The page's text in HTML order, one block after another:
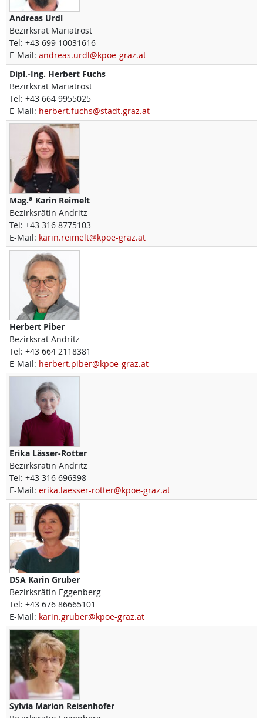
Andreas Urdl
Bezirksrat Mariatrost
Tel: +43 699 10031616
E-Mail: andreas.urdl@kpoe-graz.at
Dipl.-Ing. Herbert Fuchs
Bezirksrat Mariatrost
Tel: +43 664 9955025
E-Mail: herbert.fuchs@stadt.graz.at
Mag.a Karin Reimelt
Bezirksrätin Andritz
Tel: +43 316 8775103
E-Mail: karin.reimelt@kpoe-graz.at
Herbert Piber
Bezirksrat Andritz
Tel: +43 664 2118381
E-Mail: herbert.piber@kpoe-graz.at
Erika Lässer-Rotter
Bezirksrätin Andritz
Tel: +43 316 696398
E-Mail: erika.laesser-rotter@kpoe-graz.at
DSA Karin Gruber
Bezirksrätin Eggenberg
Tel: +43 676 86665101
E-Mail: karin.gruber@kpoe-graz.at
Sylvia Marion Reisenhofer